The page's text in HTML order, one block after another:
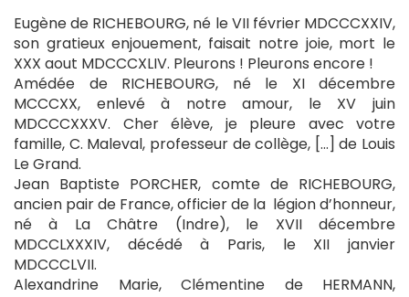
Eugène de RICHEBOURG, né le VII février MDCCCXXIV,
son gratieux enjouement, faisait notre joie, mort le
XXX aout MDCCCXLIV. Pleurons ! Pleurons encore !
Amédée de RICHEBOURG, né le XI décembre
MCCCXX, enlevé à notre amour, le XV juin
MDCCCXXXV. Cher élève, je pleure avec votre
famille, C. Maleval, professeur de collège, […] de Louis
Le Grand.
Jean Baptiste PORCHER, comte de RICHEBOURG,
ancien pair de France, officier de la légion d’honneur,
né à La Châtre (Indre), le XVII décembre
MDCCLXXXIV, décédé à Paris, le XII janvier
MDCCCLVII.
Alexandrine Marie, Clémentine de HERMANN,